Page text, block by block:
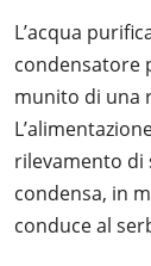
L’acqua
condensatore
munito di una
rilevamento di
condensa, in
conduce al